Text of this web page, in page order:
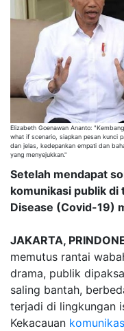
Elizabeth Goenawan Ananto:
what if scenario, siapkan pesan kunci
dan jelas, kedepankan empati dan
yang menyejukkan."
Setelah mendapat
komunikasi publik di
Disease (Covid-19)
JAKARTA,
memutus rantai
drama, publik
saling bantah,
terjadi di lingkungan
Kekacauan